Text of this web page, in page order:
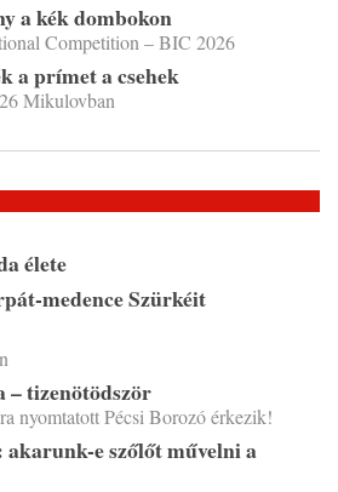
a kék dombokon
Competition – BIC 2026
a prímet a csehek
Mikulovban
élete
medence Szürkéit
– tizenötödször
nyomtatott Pécsi Borozó érkezik!
e szőlőt művelni a